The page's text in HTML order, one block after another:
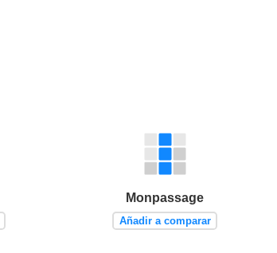
Monpassage
Añadir a comparar